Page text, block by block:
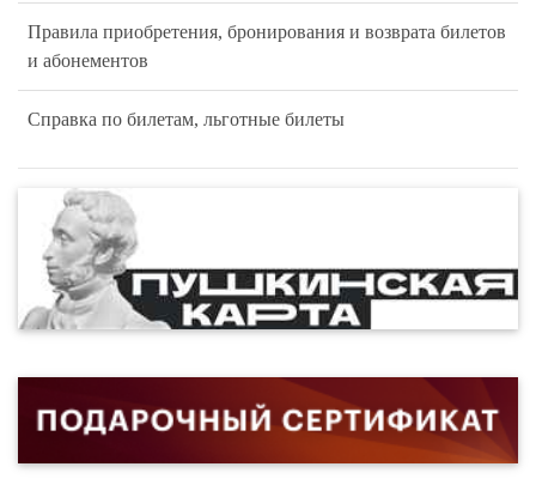
Правила приобретения, бронирования и возврата билетов
и абонементов
Справка по билетам, льготные билеты